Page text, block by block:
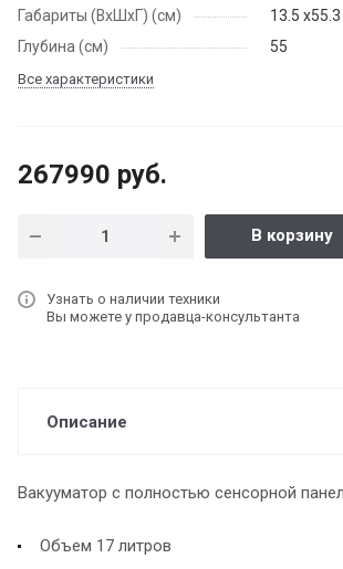
Габариты (ВхШхГ) (см)
13.5
Глубина (см)
55
Все характеристики
267990 руб.
В корзину
Узнать о наличии техники
Вы можете у продавца-консультанта
Описание
Вакууматор с полностью сенсорной
Объем 17 литров